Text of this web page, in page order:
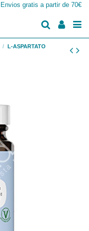
Envios gratis a partir de 70€
L-ASPARTATO